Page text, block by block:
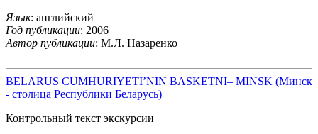
Язык: английский
Год публикации: 2006
Автор публикации: М.Л. Назаренко
BELARUS CUMHURIYETI’NIN BASKETNI– MINSK (Минск
- столица Республики Беларусь)
Контрольный текст экскурсии